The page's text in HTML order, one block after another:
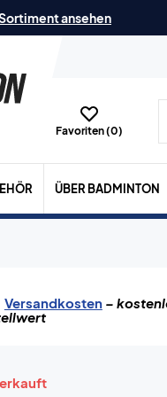
ansehen
Favoriten (0)
ÜBER BADMINTON
Versandkosten–